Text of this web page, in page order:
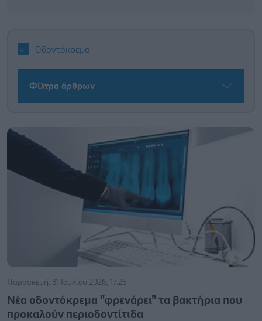
Οδοντόκρεμα
Φίλτρα άρθρων
Παρασκευή, 31 Ιουλίου 2026, 17:25
Νέα οδοντόκρεμα "φρενάρει" τα βακτήρια που
προκαλούν περιοδοντίτιδα